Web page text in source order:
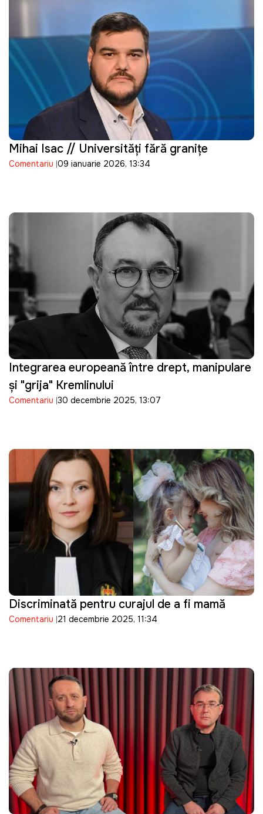
Mihai Isac // Universități fără granițe
Comentariu 09 ianuarie 2026, 13:34
Integrarea europeană între drept, manipulare
și "grija" Kremlinului
Comentariu 30 decembrie 2025, 13:07
Discriminată pentru curajul de a fi mamă
Comentariu 21 decembrie 2025, 11:34